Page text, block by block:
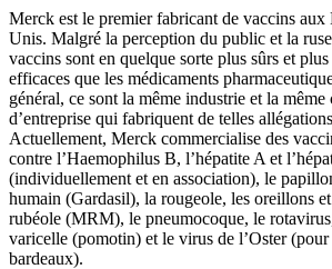
Merck est le premier fabricant de vaccins aux
Unis. Malgré la perception du public et la
vaccins sont en quelque sorte plus sûrs et plus
efficaces que les médicaments
général, ce sont la même industrie et la même
d’entreprise qui fabriquent de telles
Actuellement, Merck commercialise des
contre l’Haemophilus B, l’hépatite A et
(individuellement et en association), le
humain (Gardasil), la rougeole, les oreillons
rubéole (MRM), le pneumocoque, le
varicelle (pomotin) et le virus de l’Oster (pour
bardeaux).